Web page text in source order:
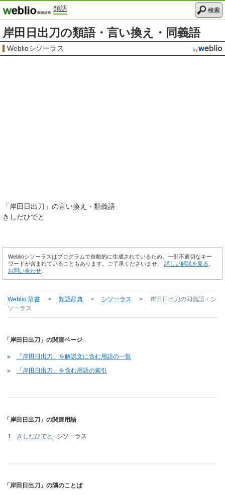
類語 検索
岸田日出刀の類語・言い換え・同義語
Weblioシソーラス
「 岸田日出刀 」の言い換え・類義語
きしだひでと
Weblioシソーラスはプログラムで自動的に生成されているため、一部不適切なキー
ワードが含まれていることもあります。ご了承くださいませ。 詳しい解説を見る
お問い合わせ
Weblio 辞書 > 類語辞典 > シソーラス > 岸田日出刀の同義語・シ
ソーラス
「岸田日出刀」の関連ページ
「岸田日出刀」を解説文に含む用語の一覧
「岸田日出刀」を含む用語の索引
「岸田日出刀」の関連用語
きしだひでと シソーラス
「岸田日出刀」の隣のことば